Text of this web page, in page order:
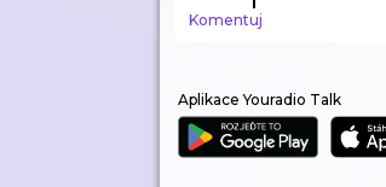
Komentuj
Aplikace Youradio Talk